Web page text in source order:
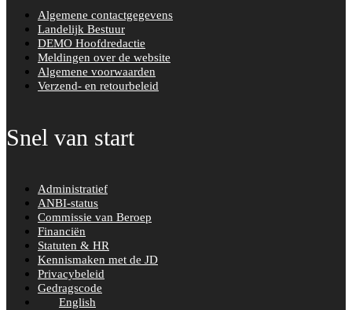
Algemene contactgegevens
Landelijk Bestuur
DEMO Hoofdredactie
Meldingen over de website
Algemene voorwaarden
Verzend- en retourbeleid
Snel van start
Administratief
ANBI-status
Commissie van Beroep
Financiën
Statuten & HR
Kennismaken met de JD
Privacybeleid
Gedragscode
English